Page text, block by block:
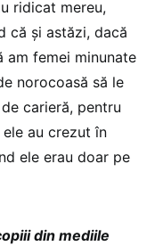
ridicat mereu,
că și astăzi, dacă
am femei minunate
norocoasă să le
carieră, pentru
au crezut în
ele erau doar pe
din mediile